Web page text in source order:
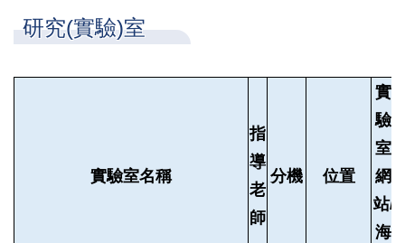
研究(實驗)室
實驗室名稱
指
導
老
師
分機 位置
實
驗
室
網
站/
海